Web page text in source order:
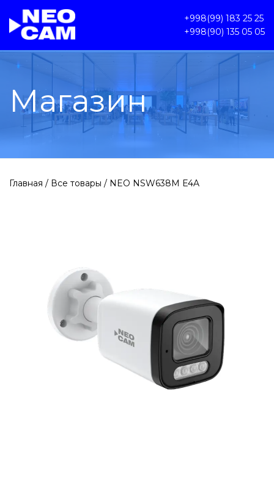
+998(99) 183 25 25
+998(90) 135 05 05
Магазин
Главная / Все товары / NEO NSW638M E4A